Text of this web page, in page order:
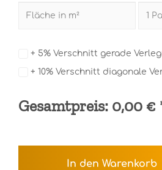
+ 5% Verschnitt gerade
+ 10% Verschnitt diagonale
Gesamtpreis: 0,00 €
In den Warenkorb